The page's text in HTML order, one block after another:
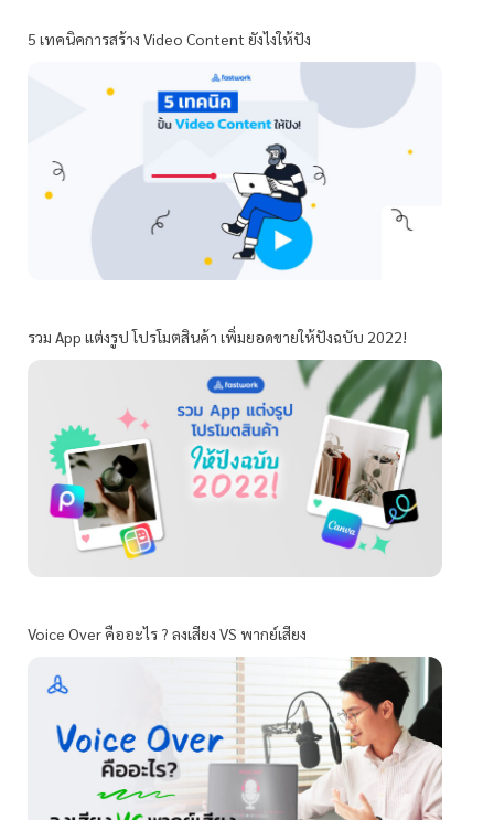
5 เทคนิคการสร้าง Video Content ยังไงให้ปัง
รวม App แต่งรูป โปรโมตสินค้า เพิ่มยอดขายให้ปังฉบับ 2022!
Voice Over คืออะไร ? ลงเสียง VS พากย์เสียง